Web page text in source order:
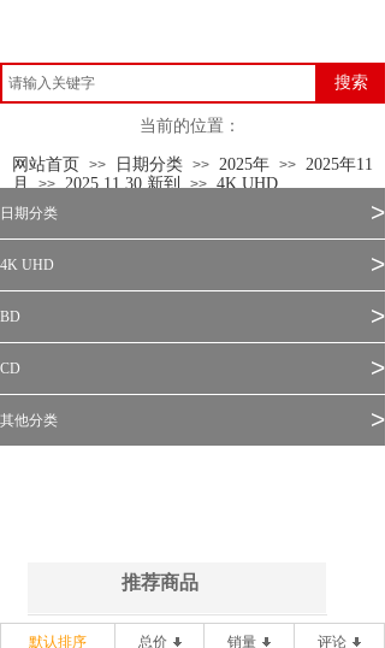
搜索
当前的位置：
网站首页 >> 日期分类 >> 2025年 >> 2025年11
月 >> 2025.11.30 新到 >> 4K UHD
日期分类 >
4K UHD >
BD >
CD >
其他分类 >
推荐商品
默认排序 总价 销量 评论